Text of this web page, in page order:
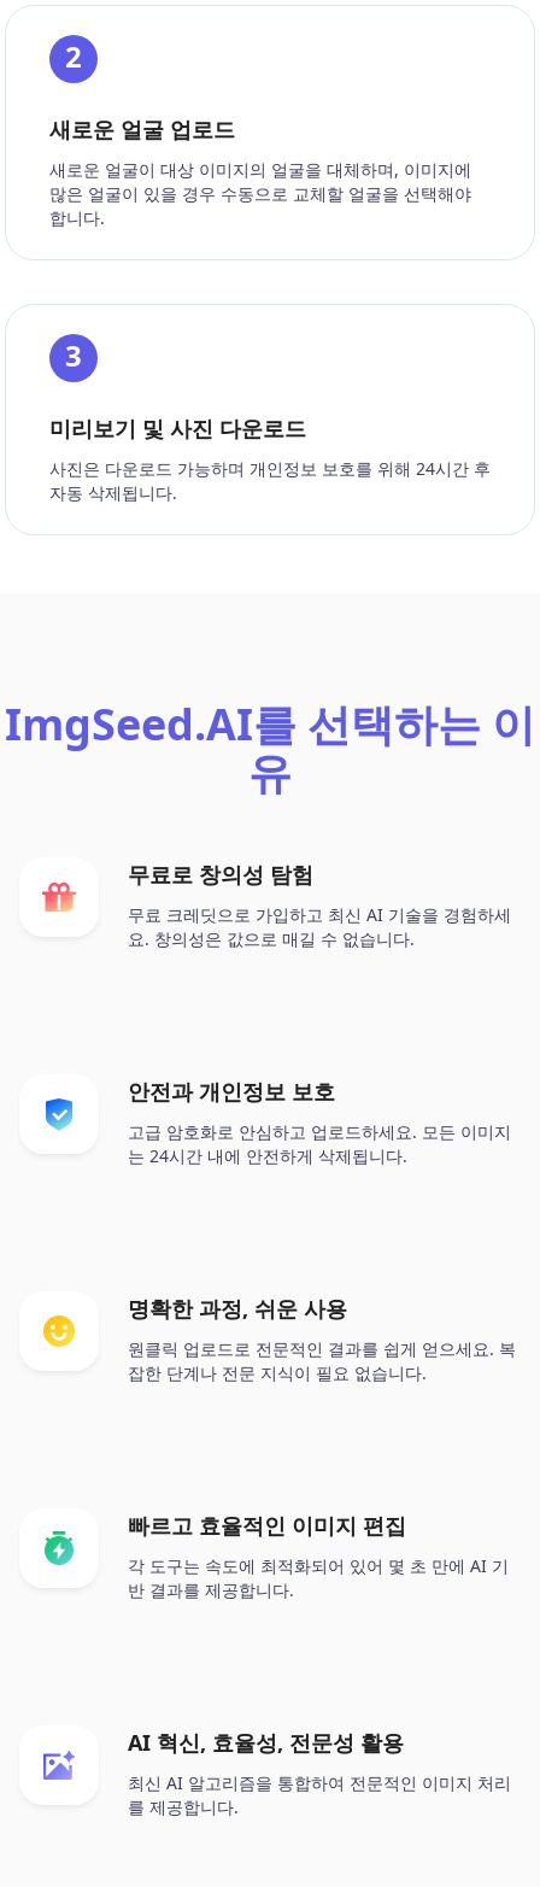
2
새로운 얼굴 업로드
새로운 얼굴이 대상 이미지의 얼굴을 대체하며, 이미지에
많은 얼굴이 있을 경우 수동으로 교체할 얼굴을 선택해야
합니다.
3
미리보기 및 사진 다운로드
사진은 다운로드 가능하며 개인정보 보호를 위해 24시간 후
자동 삭제됩니다.
ImgSeed.AI를 선택하는 이
유
무료로 창의성 탐험
무료 크레딧으로 가입하고 최신 AI 기술을 경험하세
요. 창의성은 값으로 매길 수 없습니다.
안전과 개인정보 보호
고급 암호화로 안심하고 업로드하세요. 모든 이미지
는 24시간 내에 안전하게 삭제됩니다.
명확한 과정, 쉬운 사용
원클릭 업로드로 전문적인 결과를 쉽게 얻으세요. 복
잡한 단계나 전문 지식이 필요 없습니다.
빠르고 효율적인 이미지 편집
각 도구는 속도에 최적화되어 있어 몇 초 만에 AI 기
반 결과를 제공합니다.
AI 혁신, 효율성, 전문성 활용
최신 AI 알고리즘을 통합하여 전문적인 이미지 처리
를 제공합니다.